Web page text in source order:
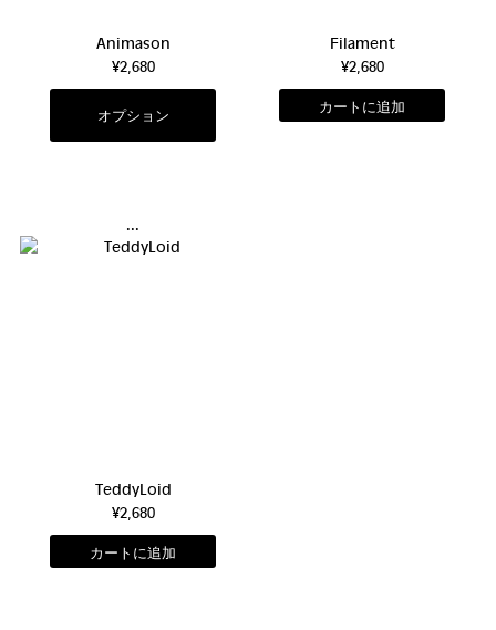
Animason
¥2,680
オプション
Filament
¥2,680
...
TeddyLoid
¥2,680